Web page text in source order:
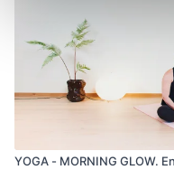
YOGA - MORNING GLOW.